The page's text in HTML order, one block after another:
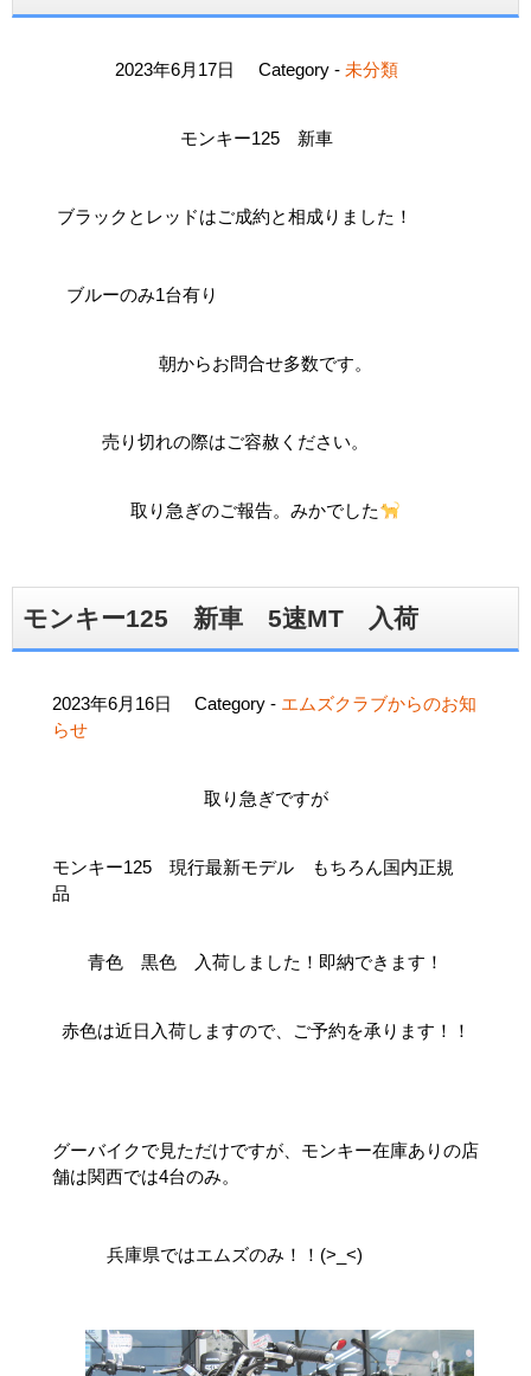
2023年6月17日 Category - 未分類
モンキー125 新車
ブラックとレッドはご成約と相成りました！
ブルーのみ1台有り
朝からお問合せ多数です。
売り切れの際はご容赦ください。
取り急ぎのご報告。みかでした
モンキー125 新車 5速MT 入荷
2023年6月16日 Category - エムズクラブからのお知
らせ
取り急ぎですが
モンキー125 現行最新モデル もちろん国内正規
品
青色 黒色 入荷しました！即納できます！
赤色は近日入荷しますので、ご予約を承ります！！
グーバイクで見ただけですが、モンキー在庫ありの店
舗は関西では4台のみ。
兵庫県ではエムズのみ！！(>_<)